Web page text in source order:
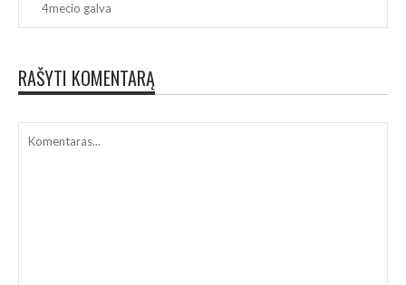
4mecio galva
RAŠYTI KOMENTARĄ